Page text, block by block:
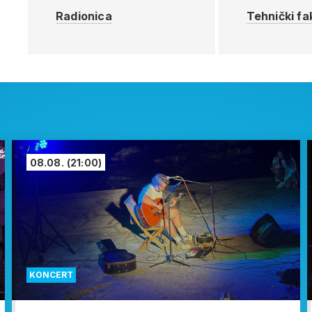
Radionica Tehnički
KONCERT
08.08. (21:00)